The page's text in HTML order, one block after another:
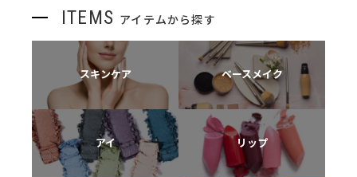
ITEMS アイテムから探す
スキンケア ベースメイク
アイ リップ